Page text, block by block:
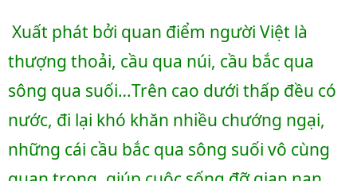
thượng thoải, cầu qua núi, cầu bắc qua
sông qua suối…Trên cao dưới thấp đều có
nước, đi lại khó khăn nhiều chướng ngại,
những cái cầu bắc qua sông suối vô cùng